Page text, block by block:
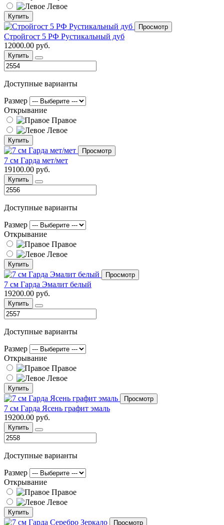
Левое
Купить
Просмотр
Стройгост 5 РФ Рустикальный дуб
12000.00 руб.
Купить
Доступные варианты
Размер
Открывание
Правое
Левое
Купить
Просмотр
7 см Гарда мет/мет
19100.00 руб.
Купить
Доступные варианты
Размер
Открывание
Правое
Левое
Купить
Просмотр
7 см Гарда Эмалит белый
19200.00 руб.
Купить
Доступные варианты
Размер
Открывание
Правое
Левое
Купить
Просмотр
7 см Гарда Ясень графит эмаль
19200.00 руб.
Купить
Доступные варианты
Размер
Открывание
Правое
Левое
Купить
Просмотр